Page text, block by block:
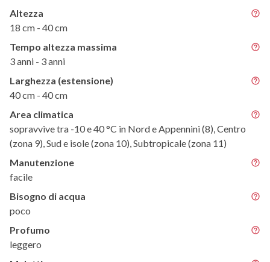
Altezza
18 cm - 40 cm
Tempo altezza massima
3 anni - 3 anni
Larghezza (estensione)
40 cm - 40 cm
Area climatica
sopravvive tra -10 e 40 °C in Nord e Appennini (8), Centro
(zona 9), Sud e isole (zona 10), Subtropicale (zona 11)
Manutenzione
facile
Bisogno di acqua
poco
Profumo
leggero